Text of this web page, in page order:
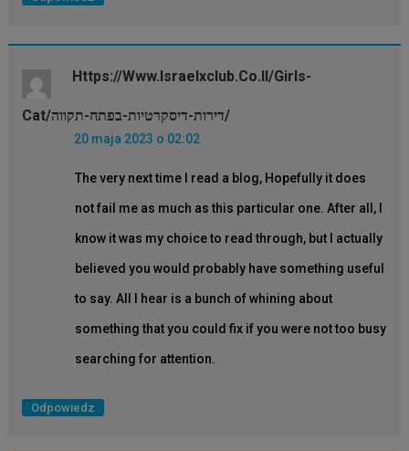
Https://www.israelxclub.co.il/girls-
Cat/דירות-דיסקרטיות-בפתח-תקווה/
20 maja 2023 o 02:02
The very next time I read a blog, Hopefully it does
not fail me as much as this particular one. After all, I
know it was my choice to read through, but I actually
believed you would probably have something useful
to say. All I hear is a bunch of whining about
something that you could fix if you were not too busy
searching for attention.
Odpowiedz